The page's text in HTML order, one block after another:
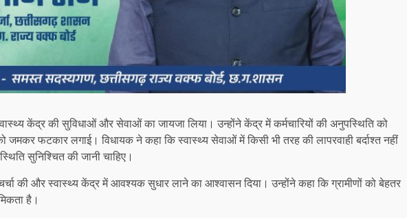
केंद्र की सुविधाओं और सेवाओं का जायजा लिया। उन्होंने केंद्र में कर्मचारियों की अनुपस्थिति को
जमकर फटकार लगाई। विधायक ने कहा कि स्वास्थ्य सेवाओं में किसी भी तरह की लापरवाही बर्दाश्त नहीं
सुनिश्चित की जानी चाहिए।
की और स्वास्थ्य केंद्र में आवश्यक सुधार लाने का आश्वासन दिया। उन्होंने कहा कि ग्रामीणों को बेहतर
है।